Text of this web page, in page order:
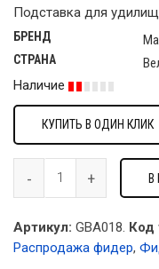
Подставка для
БРЕНД
СТРАНА
Наличие
КУПИТЬ В ОДИН КЛИК
В
Артикул: GBA018. Код
Распродажа фидер,